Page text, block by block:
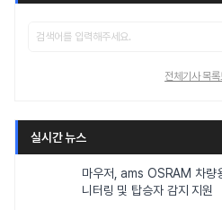
전체기사 목록
실시간 뉴스
마우저, ams OSRAM 차량
니터링 및 탑승자 감지 지원